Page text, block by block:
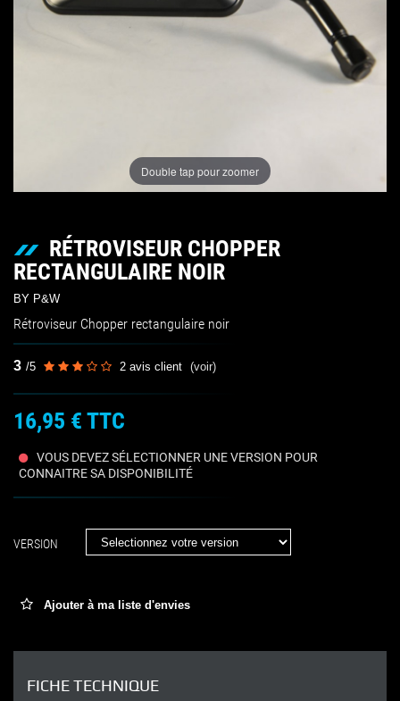
Double tap pour zoomer
RÉTROVISEUR CHOPPER
RECTANGULAIRE NOIR
BY P&W
Rétroviseur Chopper rectangulaire noir
3 /5 2 avis client (voir)
16,95 € TTC
VOUS DEVEZ SÉLECTIONNER UNE VERSION POUR
CONNAITRE SA DISPONIBILITÉ
Ajouter à ma liste d'envies
FICHE TECHNIQUE